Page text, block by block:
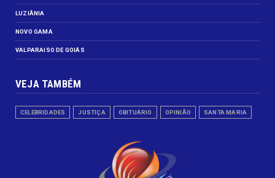
LUZIÂNIA
NOVO GAMA
VALPARAISO DE GOIÁS
VEJA TAMBÉM
CELEBRIDADES JUSTIÇA OBITUÁRIO OPINIÃO SANTA MARIA